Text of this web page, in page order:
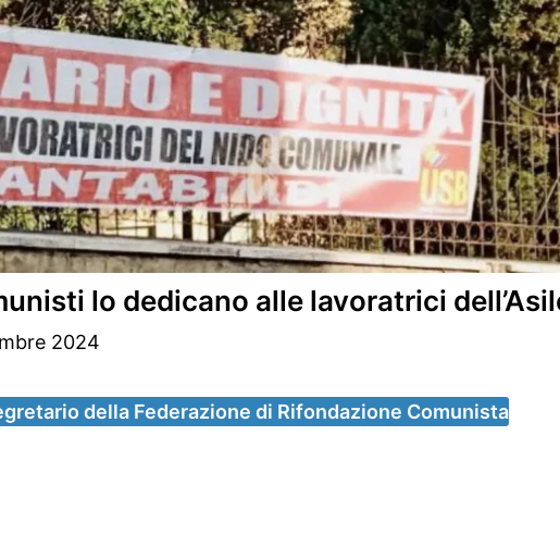
lo dedicano alle lavoratrici
2024
della Federazione di Rifondazione Comunista